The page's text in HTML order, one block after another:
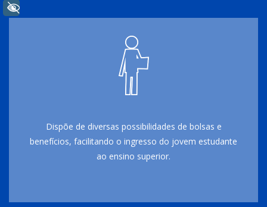
Dispõe de diversas possibilidades de bolsas e
benefícios, facilitando o ingresso do jovem estudante
ao ensino superior.